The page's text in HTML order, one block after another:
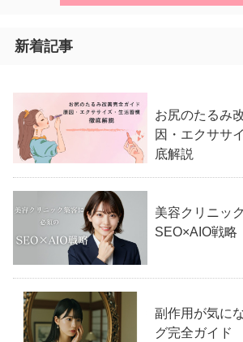
新着記事
お尻のたるみ
因・エクササ
底解説
美容クリニッ
SEO×AIO戦略
副作用が気に
グ完全ガイド